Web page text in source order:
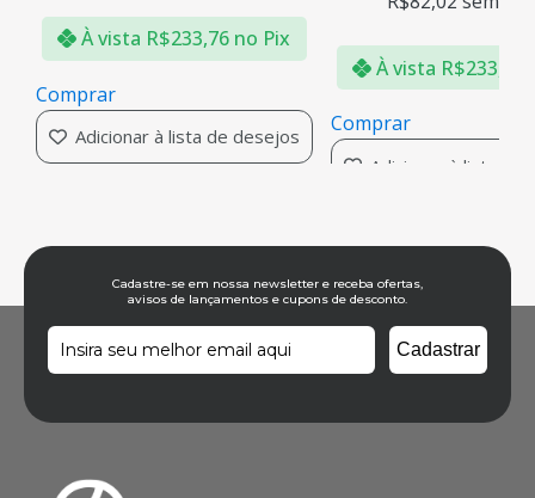
À vista R$233,76 no Pix
Comprar
Adicionar à lista de desejos
À vista R$233,76
Comprar
Adicionar à lista de
Cadastre-se em nossa newsletter e receba ofertas,
avisos de lançamentos e cupons de desconto.